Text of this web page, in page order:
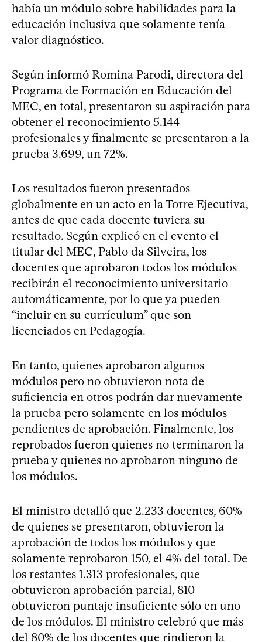
había un módulo sobre habilidades para la
educación inclusiva que solamente tenía
valor diagnóstico.
Según informó Romina Parodi, directora del
Programa de Formación en Educación del
MEC, en total, presentaron su aspiración para
obtener el reconocimiento 5.144
profesionales y finalmente se presentaron a la
prueba 3.699, un 72%.
Los resultados fueron presentados
globalmente en un acto en la Torre Ejecutiva,
antes de que cada docente tuviera su
resultado. Según explicó en el evento el
titular del MEC, Pablo da Silveira, los
docentes que aprobaron todos los módulos
recibirán el reconocimiento universitario
automáticamente, por lo que ya pueden
“incluir en su currículum” que son
licenciados en Pedagogía.
En tanto, quienes aprobaron algunos
módulos pero no obtuvieron nota de
suficiencia en otros podrán dar nuevamente
la prueba pero solamente en los módulos
pendientes de aprobación. Finalmente, los
reprobados fueron quienes no terminaron la
prueba y quienes no aprobaron ninguno de
los módulos.
El ministro detalló que 2.233 docentes, 60%
de quienes se presentaron, obtuvieron la
aprobación de todos los módulos y que
solamente reprobaron 150, el 4% del total. De
los restantes 1.313 profesionales, que
obtuvieron aprobación parcial, 810
obtuvieron puntaje insuficiente sólo en uno
de los módulos. El ministro celebró que más
del 80% de los docentes que rindieron la